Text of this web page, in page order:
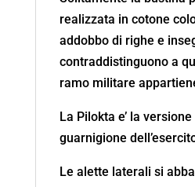
realizzata in cotone
addobbo di righe e
contraddistinguono a
ramo militare
La Pilokta e’ la
guarnigione
Le alette laterali si